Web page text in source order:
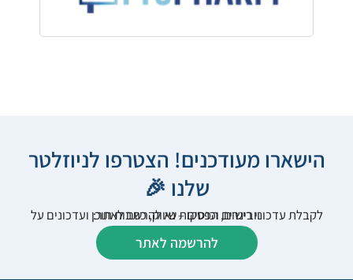
הישארו מעודכנים! הצטרפו לניוזלטר
שלנו 🎉
לקבלת עדכוני רישום, הפסקות שיווק, כתבות תוכן ועדכונים על וובינרים וכנסים – נא להרשם לאתר:
להרשמה לאתר